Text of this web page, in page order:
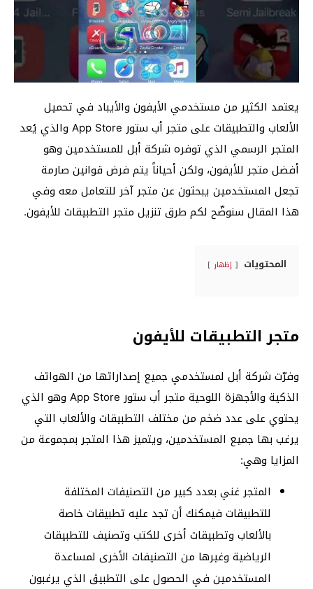
يعتمد الكثير من مستخدمي الأيفون والأيباد في تحميل
الألعاب والتطبيقات على متجر أب ستور App Store والذي يُعد
المتجر الرسمي الذي توفره شركة أبل للمستخدمين وهو
أفضل متجر للأيفون، ولكن أحياناً يتم فرض قوانين صارمة
تجعل المستخدمين يبحثون عن متجر آخر للتعامل معه وفي
هذا المقال سنوضّح لكم طرق تنزيل متجر التطبيقات للأيفون.
المحتويات إظهار
متجر التطبيقات للأيفون
وفرّت شركة أبل لمستخدمي جميع إصداراتها من الهواتف
الذكية والأجهزة اللوحية متجر أب ستور App Store وهو الذي
يحتوي على عدد ضخم من مختلف التطبيقات والألعاب التي
يرغب بها جميع المستخدمين، ويتميز هذا المتجر بمجموعة من
المزايا وهي:
المتجر غني بعدد كبير من التصنيفات المختلفة
للتطبيقات فيمكنك أن تجد عليه تطبيقات خاصة
بالألعاب وتطبيقات أخرى للكتب وتصنيف للتطبيقات
الرياضية وغيرها من التصنيفات الأخرى لمساعدة
المستخدمين في الحصول على التطبيق الذي يرغبون